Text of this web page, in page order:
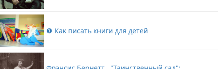
❶ Как писать книги для детей